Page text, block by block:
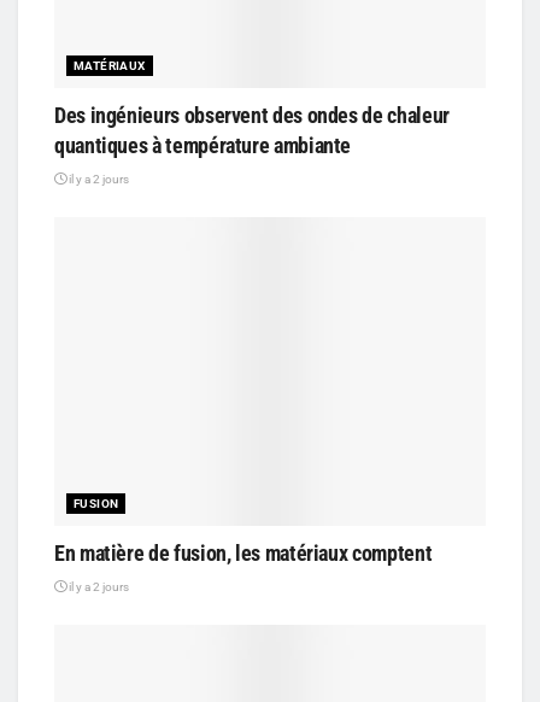
MATÉRIAUX
Des ingénieurs observent des ondes de chaleur
quantiques à température ambiante
il y a 2 jours
FUSION
En matière de fusion, les matériaux comptent
il y a 2 jours